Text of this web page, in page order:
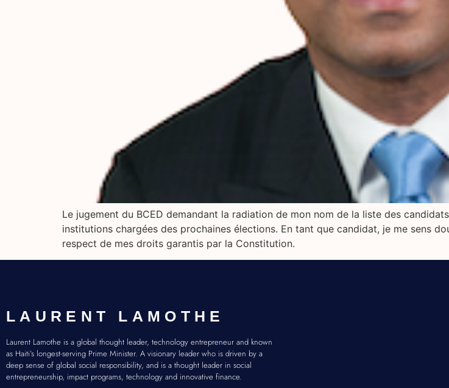
Le jugement du BCED demandant la radiation de mon nom de la liste des
institutions chargées des prochaines élections. En tant que candidat, je me sens
respect de mes droits garantis par la Constitution.
LAURENT LAMOTHE
Laurent Lamothe is a global thought leader, technology entrepreneur and known
as Haiti’s longest-serving Prime Minister. A visionary leader who is driven by a
deep sense of global social responsibility, and is a thought leader in social
entrepreneurship, impact programs, technology and innovative finance.